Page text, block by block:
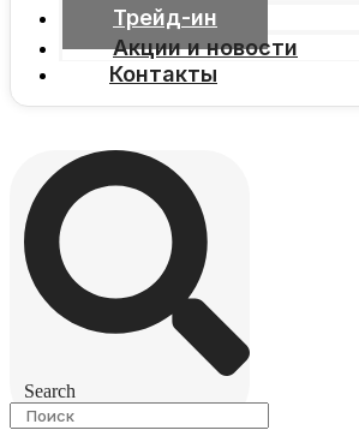
Трейд-ин
Акции и новости
Контакты
Search